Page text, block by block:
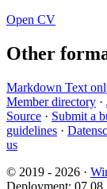
Open CV
Other
Markdown Text
Member directory ·
Source · Submit a
guidelines ·
us
© 2019 - 2026 ·
Deployment: